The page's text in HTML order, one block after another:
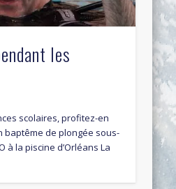
les
scolaires, profitez-en
baptême de plongée sous-
à la piscine d’Orléans La